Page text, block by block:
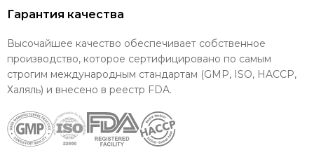
Гарантия качества
Высочайшее качество обеспечивает собственное
производство, которое сертифицировано по самым
строгим международным стандартам (GMP, ISO, HACCP,
Халяль) и внесено в реестр FDA.